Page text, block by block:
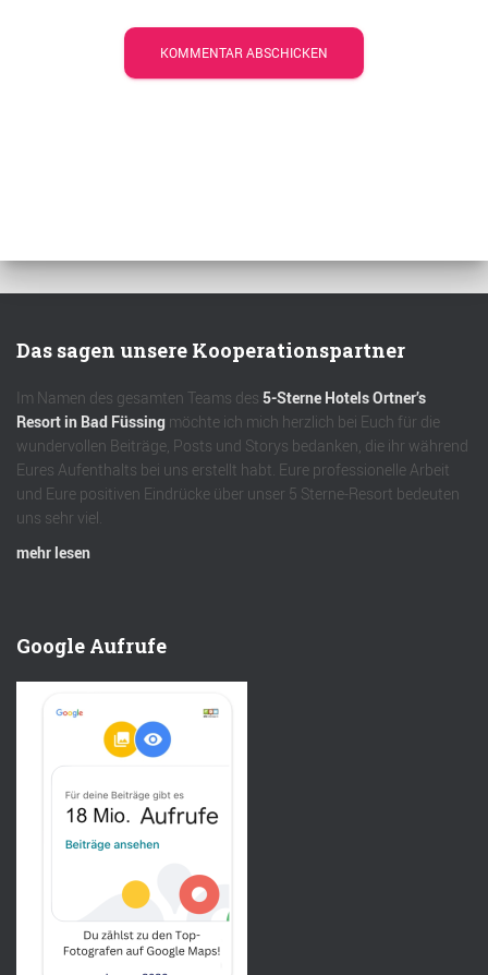
Das sagen unsere Kooperationspartner
Im Namen des gesamten Teams des 5-Sterne Hotels Ortner’s
Resort in Bad Füssing möchte ich mich herzlich bei Euch für die
wundervollen Beiträge, Posts und Storys bedanken, die ihr während
Eures Aufenthalts bei uns erstellt habt. Eure professionelle Arbeit
und Eure positiven Eindrücke über unser 5 Sterne-Resort bedeuten
uns sehr viel.
mehr lesen
Google Aufrufe